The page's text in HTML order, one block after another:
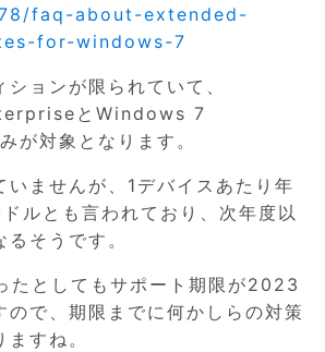
faq-about-extended-
for-windows-7
ョンが限られていて、
とWindows 7
対象となります。
いませんが、1デバイスあたり年
ルとも言われており、次年度以
そうです。
たとしてもサポート期限が2023
ので、期限までに何かしらの対策
すね。